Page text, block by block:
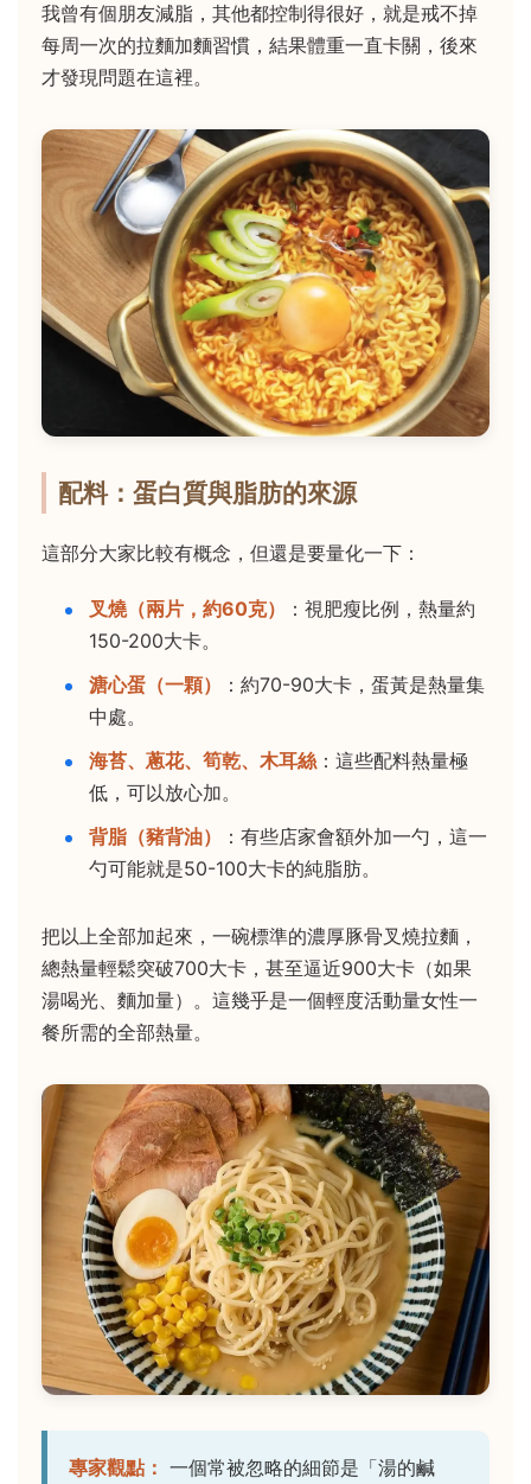
我曾有個朋友減脂，其他都控制得很好，就是戒不掉
每周一次的拉麵加麵習慣，結果體重一直卡關，後來
才發現問題在這裡。
配料：蛋白質與脂肪的來源
這部分大家比較有概念，但還是要量化一下：
叉燒（兩片，約60克）
：視肥瘦比例，熱量約
150-200大卡。
溏心蛋（一顆）
：約70-90大卡，蛋黃是熱量集
中處。
海苔、蔥花、筍乾、木耳絲 ：這些配料熱量極
低，可以放心加。
背脂（豬背油）
：有些店家會額外加一勺，這一
勺可能就是50-100大卡的純脂肪。
把以上全部加起來，一碗標準的濃厚豚骨叉燒拉麵，
總熱量輕鬆突破700大卡，甚至逼近900大卡（如果
湯喝光、麵加量）。這幾乎是一個輕度活動量女性一
餐所需的全部熱量。
專家觀點： 一個常被忽略的細節是「湯的鹹